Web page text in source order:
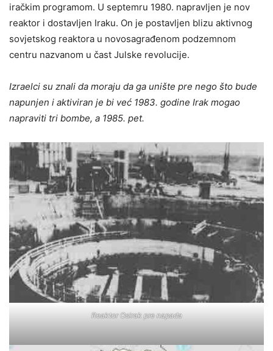
iračkim programom. U septemru 1980. napravljen je nov
reaktor i dostavljen Iraku. On je postavljen blizu aktivnog
sovjetskog reaktora u novosagrađenom podzemnom
centru nazvanom u čast Julske revolucije.
Izraelci su znali da moraju da ga unište pre nego što bude
napunjen i aktiviran je bi već 1983. godine Irak mogao
napraviti tri bombe, a 1985. pet.
Reaktor Osirak pre napada